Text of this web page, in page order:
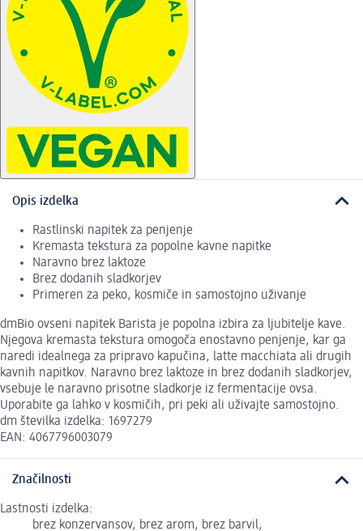
Opis izdelka
Rastlinski napitek za penjenje
Kremasta tekstura za popolne kavne napitke
Naravno brez laktoze
Brez dodanih sladkorjev
Primeren za peko, kosmiče in samostojno uživanje
dmBio ovseni napitek Barista je popolna izbira za ljubitelje kave.
Njegova kremasta tekstura omogoča enostavno penjenje, kar ga
naredi idealnega za pripravo kapučina, latte macchiata ali drugih
kavnih napitkov. Naravno brez laktoze in brez dodanih sladkorjev,
vsebuje le naravno prisotne sladkorje iz fermentacije ovsa.
Uporabite ga lahko v kosmičih, pri peki ali uživajte samostojno.
dm številka izdelka: 1697279
EAN: 4067796003079
Značilnosti
Lastnosti izdelka:
brez konzervansov, brez arom, brez barvil,